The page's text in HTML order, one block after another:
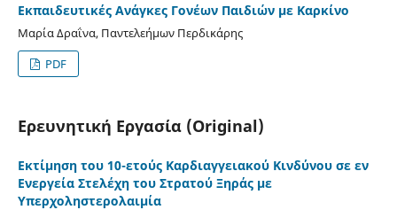
Εκπαιδευτικές Ανάγκες Γονέων Παιδιών με Καρκίνο
Μαρία Δραΐνα, Παντελεήμων Περδικάρης
PDF
Ερευνητική Εργασία (Original)
Εκτίμηση του 10-ετούς Καρδιαγγειακού Κινδύνου σε εν
Ενεργεία Στελέχη του Στρατού Ξηράς με
Υπερχοληστερολαιμία